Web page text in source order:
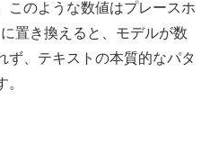
このような数値はプレースホ
置き換えると、モデルが数
ず、テキストの本質的なパタ